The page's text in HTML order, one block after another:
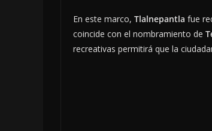
En este marco, Tlalnepantla fue
coincide con el nombramiento de
recreativas permitirá que la